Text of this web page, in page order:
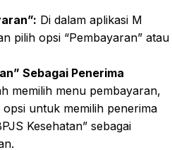
Di dalam aplikasi M
pilih opsi “Pembayaran” atau
Sebagai Penerima
memilih menu pembayaran,
untuk memilih penerima
Kesehatan” sebagai